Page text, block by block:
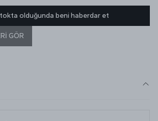
olduğunda beni haberdar et
GÖR